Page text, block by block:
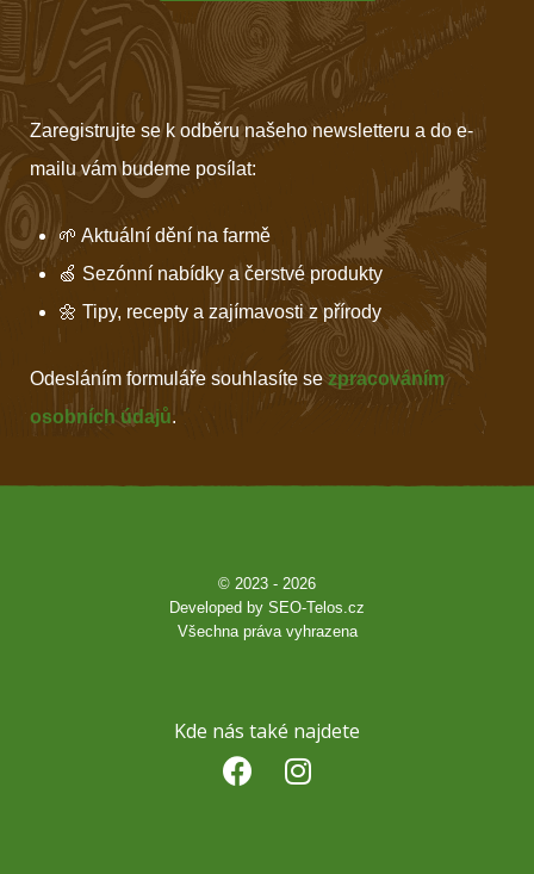
Zaregistrujte se k odběru našeho newsletteru a do e-
mailu vám budeme posílat:
🌱 Aktuální dění na farmě
🍏 Sezónní nabídky a čerstvé produkty
🌼 Tipy, recepty a zajímavosti z přírody
Odesláním formuláře souhlasíte sezpracováním
osobních údajů.
© 2023 - 2026
Developed by SEO-Telos.cz
Všechna práva vyhrazena
Kde nás také najdete